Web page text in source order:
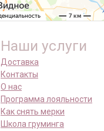
Наши услуги
Доставка
Контакты
О нас
Программа лояльности
Как снять мерки
Школа груминга